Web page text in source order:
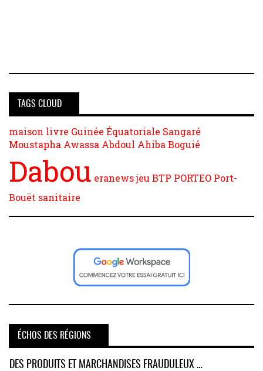
TAGS CLOUD
maison livre Guinée Équatoriale Sangaré
Moustapha Awassa Abdoul Ahiba Boguié
Dabou eranewsjeu BTP PORTEO Port-
Bouët sanitaire
ÉCHOS DES RÉGIONS
DES PRODUITS ET MARCHANDISES FRAUDULEUX …